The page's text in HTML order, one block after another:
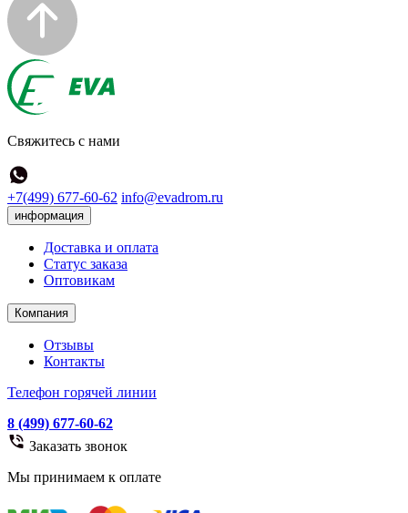
Свяжитесь с нами
+7(499) 677-60-62 info@evadrom.ru
информация
Доставка и оплата
Статус заказа
Оптовикам
Компания
Отзывы
Контакты
Телефон горячей линии
8 (499) 677-60-62
Заказать звонок
Мы принимаем к оплате